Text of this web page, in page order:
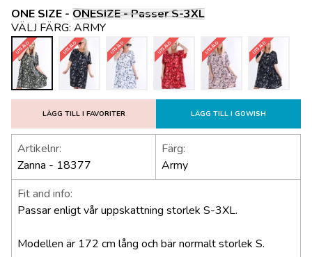
ONE SIZE - ONESIZE - Passer S-3XL
LÄGG TILL I FAVORITER LÄGG TILL I GOWISH
VÄLJ FÄRG: ARMY
UTSÅLD UTSÅLD UTSÅLD UTSÅLD UTSÅLD UTSÅLD
Artikelnr:
Zanna - 18377
Färg:
Army
Fit and info:
Passar enligt vår uppskattning storlek S-3XL.
Modellen är 172 cm lång och bär normalt storlek S.